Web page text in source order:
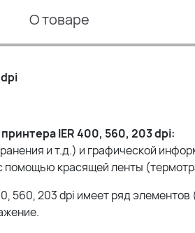
О товаре
IER 400, 560, 203 dpi:
и т.д.) и графической
красящей ленты
560, 203 dpi имеет ряд